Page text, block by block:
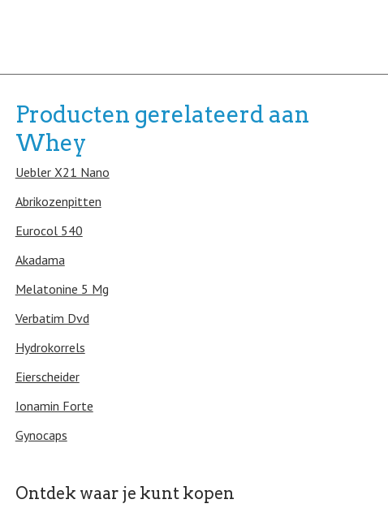
Producten gerelateerd aan
Whey
Uebler X21 Nano
Abrikozenpitten
Eurocol 540
Akadama
Melatonine 5 Mg
Verbatim Dvd
Hydrokorrels
Eierscheider
Ionamin Forte
Gynocaps
Ontdek waar je kunt kopen